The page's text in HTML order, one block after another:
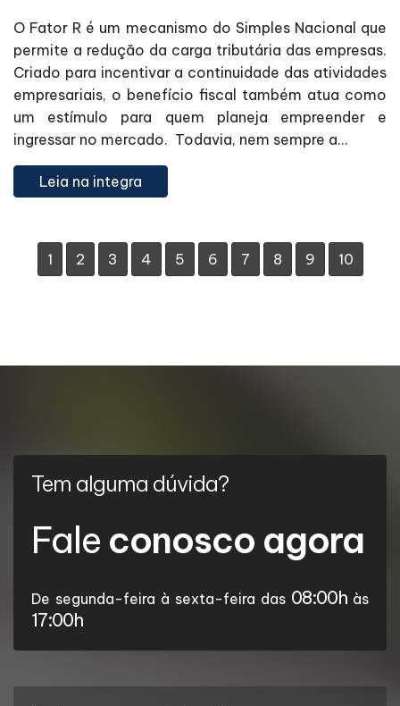
O Fator R é um mecanismo do Simples Nacional que
permite a redução da carga tributária das empresas.
Criado para incentivar a continuidade das atividades
empresariais, o benefício fiscal também atua como
um estímulo para quem planeja empreender e
ingressar no mercado. Todavia, nem sempre a...
Leia na integra
1 2 3 4 5 6 7 8 9 10
Tem alguma dúvida?
Fale conosco agora
De segunda-feira à sexta-feira das 08:00h às
17:00h